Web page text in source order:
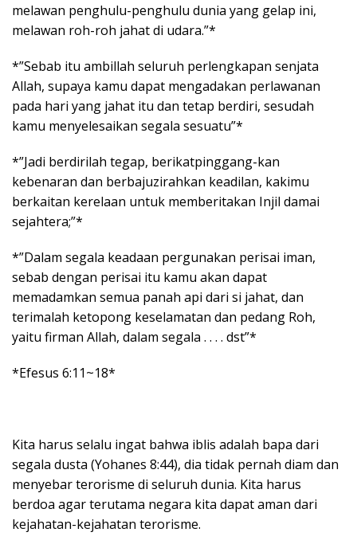
melawan penghulu-penghulu dunia yang gelap ini,
melawan roh-roh jahat di udara.”*
*”Sebab itu ambillah seluruh perlengkapan senjata
Allah, supaya kamu dapat mengadakan perlawanan
pada hari yang jahat itu dan tetap berdiri, sesudah
kamu menyelesaikan segala sesuatu”*
*”Jadi berdirilah tegap, berikatpinggang-kan
kebenaran dan berbajuzirahkan keadilan, kakimu
berkaitan kerelaan untuk memberitakan Injil damai
sejahtera;”*
*”Dalam segala keadaan pergunakan perisai iman,
sebab dengan perisai itu kamu akan dapat
memadamkan semua panah api dari si jahat, dan
terimalah ketopong keselamatan dan pedang Roh,
yaitu firman Allah, dalam segala . . . . dst”*
*Efesus 6:11~18*
Kita harus selalu ingat bahwa iblis adalah bapa dari
segala dusta (Yohanes 8:44), dia tidak pernah diam dan
menyebar terorisme di seluruh dunia. Kita harus
berdoa agar terutama negara kita dapat aman dari
kejahatan-kejahatan terorisme.